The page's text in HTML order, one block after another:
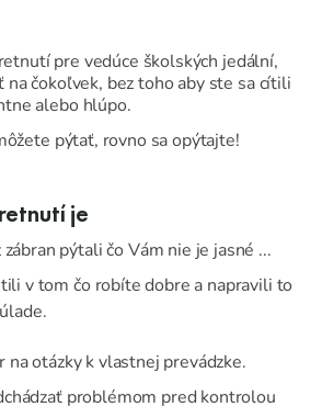
pre vedúce školských jedální,
na čokoľvek, bez toho aby ste sa cítili
alebo hlúpo.
pýtať, rovno sa opýtajte!
je
pýtali čo Vám nie je jasné ...
v tom čo robíte dobre a napravili to
otázky k vlastnej prevádzke.
problémom pred kontrolou